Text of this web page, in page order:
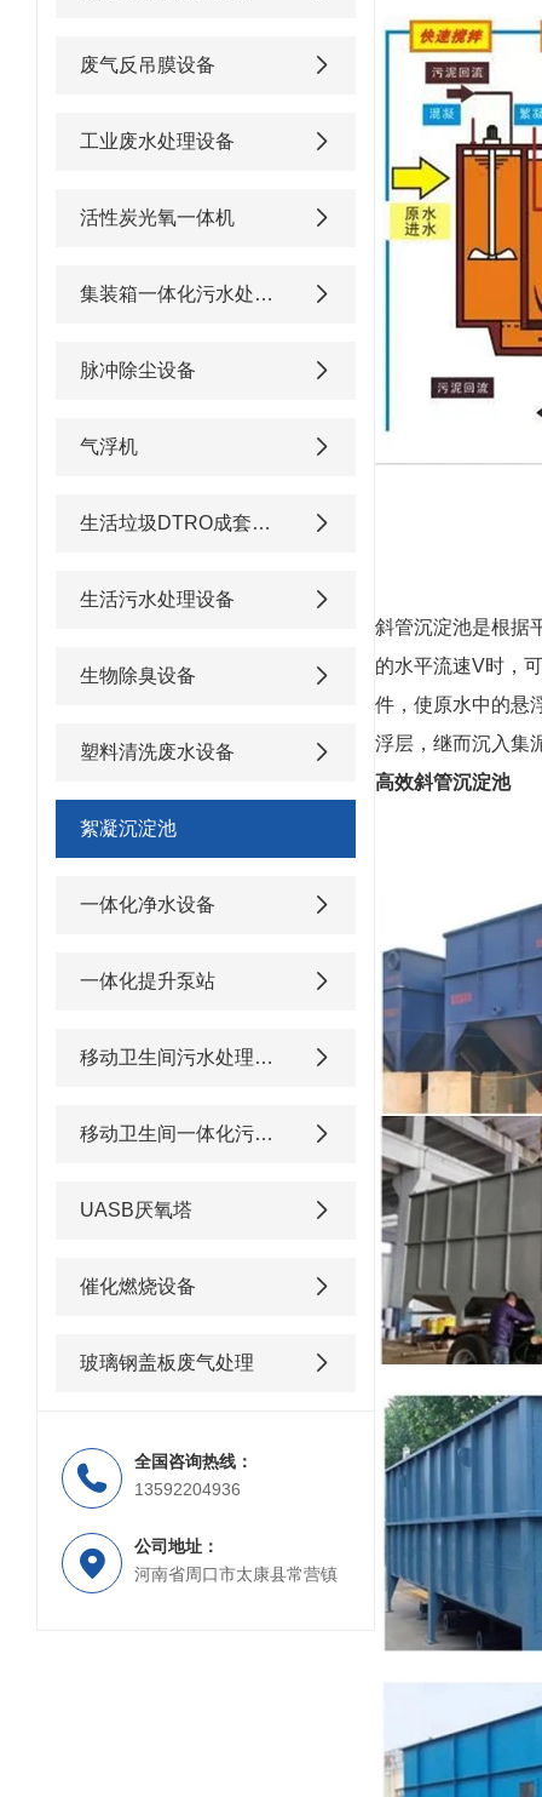
废气反吊膜设备
工业废水处理设备
活性炭光氧一体机
集装箱一体化污水处理设备
脉冲除尘设备
气浮机
生活垃圾DTRO成套渗滤液处理设备
生活污水处理设备
生物除臭设备
塑料清洗废水设备
絮凝沉淀池
一体化净水设备
一体化提升泵站
移动卫生间污水处理设备
移动卫生间一体化污水处理设备
UASB厌氧塔
催化燃烧设备
玻璃钢盖板废气处理
全国咨询热线：
13592204936
公司地址：
河南省周口市太康县常营镇
斜管沉淀池是根据
的水平流速V时，
件，使原水中的悬
浮层，继而沉入集
高效斜管沉淀池